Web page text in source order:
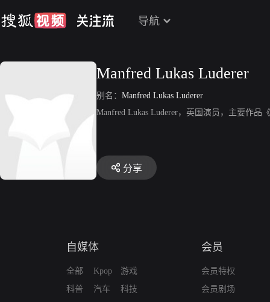
导航
Manfred Lukas Luderer
别名： Manfred Lukas Luderer
Manfred Lukas Luderer，英国演员，主要作品
分享
自媒体
全部
科普
Kpop
汽车
游戏
科技
会员
会员特权
会员剧场